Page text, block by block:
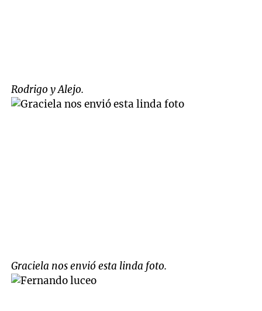
Rodrigo y Alejo.
Graciela nos envió esta linda foto.